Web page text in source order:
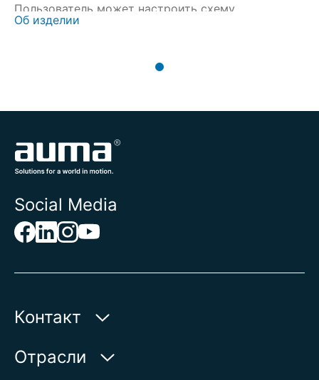
Пользователь может настроить схему
отображения индикатора FOX-EYE по своему
Об изделии
Social Media
Контакт
AUMA Riester
Отрасли